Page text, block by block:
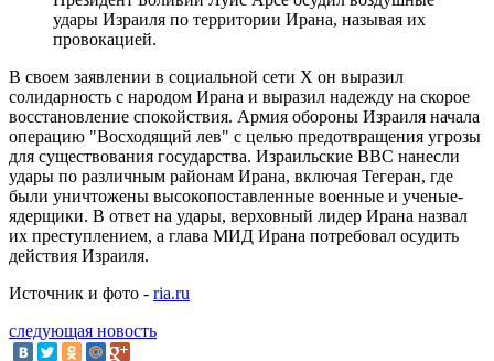
удары Израиля по территории Ирана, называя их
провокацией.
В своем заявлении в социальной сети X он выразил
солидарность с народом Ирана и выразил надежду на скорое
восстановление спокойствия. Армия обороны Израиля начала
операцию "Восходящий лев" с целью предотвращения угрозы
для существования государства. Израильские ВВС нанесли
удары по различным районам Ирана, включая Тегеран, где
были уничтожены высокопоставленные военные и ученые-
ядерщики. В ответ на удары, верховный лидер Ирана назвал
их преступлением, а глава МИД Ирана потребовал осудить
действия Израиля.
Источник и фото - ria.ru
следующая новость